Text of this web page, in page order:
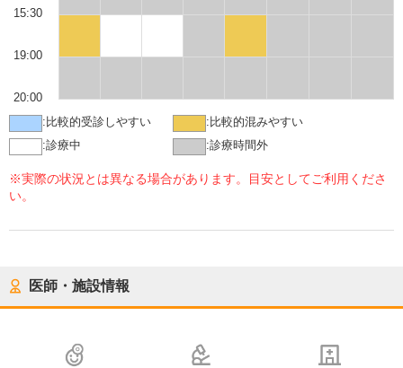
15:30
19:00
20:00
: 比較的受診しやすい : 比較的混みやすい
:診療中 :診療時間外
※実際の状況とは異なる場合があります。目安としてご利用くださ
い。
医師・施設情報